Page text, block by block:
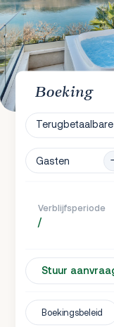
Boeking
Gasten
Verblijfsperiode
/
Stuur
Boekingsbeleid